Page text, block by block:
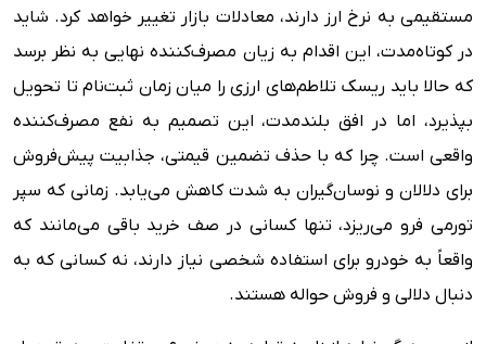
مستقیمی به نرخ ارز دارند، معادلات بازار تغییر خواهد کرد. شاید
در کوتاه‌مدت، این اقدام به زیان مصرف‌کننده نهایی به نظر برسد
که حالا باید ریسک تلاطم‌های ارزی را میان زمان ثبت‌نام تا تحویل
بپذیرد، اما در افق بلندمدت، این تصمیم به نفع مصرف‌کننده
واقعی است. چرا که با حذف تضمین قیمتی، جذابیت پیش‌فروش
برای دلالان و نوسان‌گیران به شدت کاهش می‌یابد. زمانی که سپر
تورمی فرو می‌ریزد، تنها کسانی در صف خرید باقی می‌مانند که
واقعاً به خودرو برای استفاده شخصی نیاز دارند، نه کسانی که به
دنبال دلالی و فروش حواله هستند.